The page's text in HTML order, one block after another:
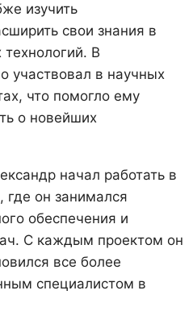
изучить
свои знания в
В
участвовал в научных
что помогло ему
о новейших
начал работать в
он занимался
обеспечения и
С каждым проектом он
все более
специалистом в